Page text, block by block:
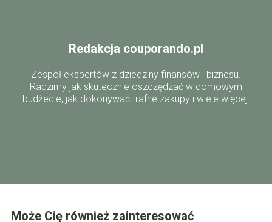
Redakcja couporando.pl
Zespół ekspertów z dziedziny finansów i biznesu.
Radzimy jak skutecznie oszczędzać w domowym
budżecie, jak dokonywać trafne zakupy i wiele więcej.
Może Cię również zainteresować